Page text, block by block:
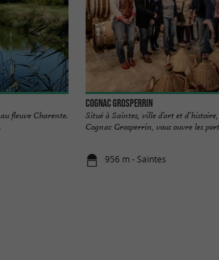
fleuve Charente.
Cognac Grosperrin
Situé à Saintes, ville d’art et
Cognac Grosperrin, vous ouvre les
956 m - Saintes